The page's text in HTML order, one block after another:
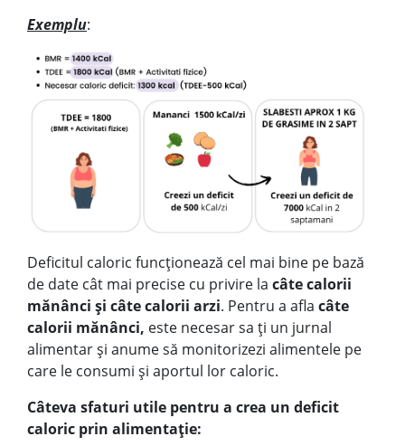
Exemplu:
Deficitul caloric funcționează cel mai bine pe bază
de date cât mai precise cu privire la câte calorii
mănânci și câte calorii arzi. Pentru a afla câte
calorii mănânci, este necesar sa ți un jurnal
alimentar și anume să monitorizezi alimentele pe
care le consumi și aportul lor caloric.
Câteva sfaturi utile pentru a crea un deficit
caloric prin alimentație: